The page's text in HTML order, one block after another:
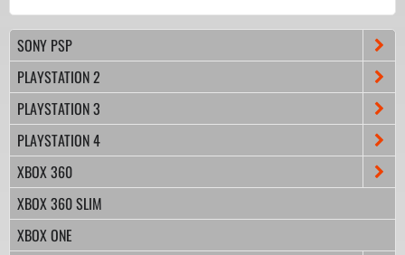
SONY PSP
PLAYSTATION 2
PLAYSTATION 3
PLAYSTATION 4
XBOX 360
XBOX 360 SLIM
XBOX ONE